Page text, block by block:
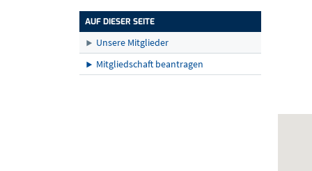
AUF DIESER SEITE
Unsere Mitglieder
Mitgliedschaft beantragen